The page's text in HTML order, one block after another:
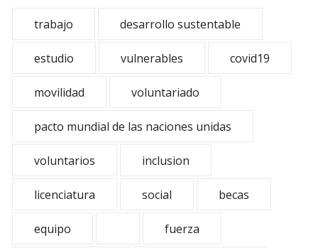
trabajo desarrollo sustentable
estudio vulnerables covid19
movilidad voluntariado
pacto mundial de las naciones unidas
voluntarios inclusion
licenciatura social becas
equipo fuerza